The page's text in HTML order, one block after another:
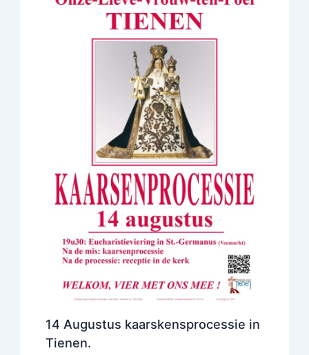
14 Augustus kaarskensprocessie in
Tienen.